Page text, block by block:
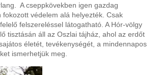
A cseppkövekben igen gazdag
fokozott védelem alá helyezték. Csak
felszereléssel látogatható. A Hór-völgy
tisztásán áll az Oszlai tájház, ahol az erdőt
életét, tevékenységét, a mindennapos
ismerhetjük meg.